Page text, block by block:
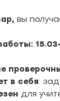
вы
в себя:
для